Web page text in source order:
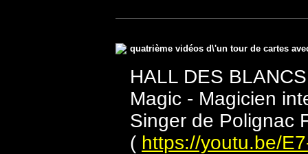
quatrième vidéos d\'un tour de cartes
HALL DES
Magic - Magicien
Singer de Polignac
( https://youtu.be/